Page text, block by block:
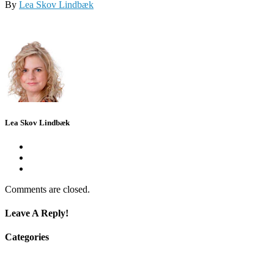
By Lea Skov Lindbæk
Lea Skov Lindbæk
Comments are closed.
Leave A Reply!
Categories